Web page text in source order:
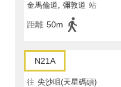
金馬倫道, 彌敦道 站
距離 50m
N21A
往 尖沙咀(天星碼頭)